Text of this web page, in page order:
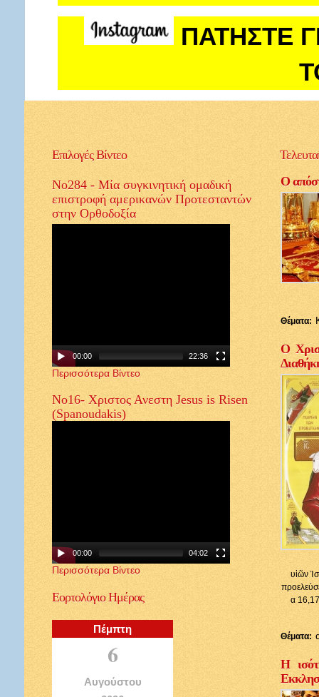
ΠΑΤΗΣΤΕ
ΕπιλογέςΒίντεο
Νο284 - Μία συγκινητική ομαδική
επιστροφή αμερικανών Προτεσταντών
στην Ορθοδοξία
00:00 22:36
Περισσότερα Βίντεο
Νο16- Χριστος Ανεστη Jesus is Risen
(Spanoudakis)
00:00 04:02
Περισσότερα Βίντεο
ΕορτολόγιοΗμέρας
Πέμπτη
6
Αυγούστου
Ο
Θέματα:
Ο
υἱῶν
α 16,17
Θέματα:
Η